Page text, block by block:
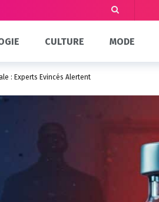
CULTURE MODE
: Experts Évincés Alertent